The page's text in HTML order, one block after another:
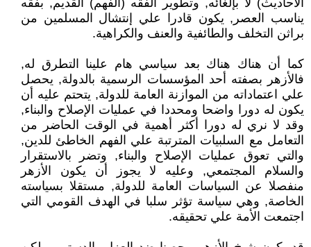
الأحاديث) لا بإلغائه, وتطوير الفقه (الفهم) القديم, بفقه
يناسب العصر, يكون قادرا علي إنتشال المسلمين من
براثن التخلف والطائفية والعنف والكراهية.
كما أن هناك هناك بعد سياسي هام علينا التطرق له,
فالأزهر بصفته أحد المؤسسات الرسمية بالدولة, يحصل
علي اعتماداته من الموازنة العامة للدولة, يتحتم عليه أن
يكون له دورا واضحا ومحددا في عمليات الإصلاح والبناء,
وقد لا نري له دورا أكثر أهمية في الوقت الحاضر من
التعامل مع السلبيات المترتبة علي الفهم الخاطئ للدين,
والتي تعوق عمليات الإصلاح والبناء, وتضر بالاستقرار
والسلام المجتمعي, وعليه لا يجوز أن يكون الأزهر
منفصلا عن السياسات العامة للدولة, مستقلا بسياسته
الخاصة, وهي سياسة تؤثر سلبا في الهدف القومي التي
اجتمعت الأمة علي تحقيقه.